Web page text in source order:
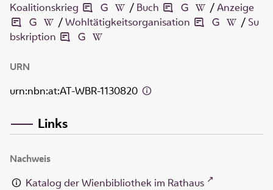
Koalitionskrieg / Buch /Anzeige
/Wohltätigkeitsorganisation /Su
bskription
URN
urn:nbn:at:AT-WBR-1130820
Links
Nachweis
Katalog der Wienbibliothek im Rathaus